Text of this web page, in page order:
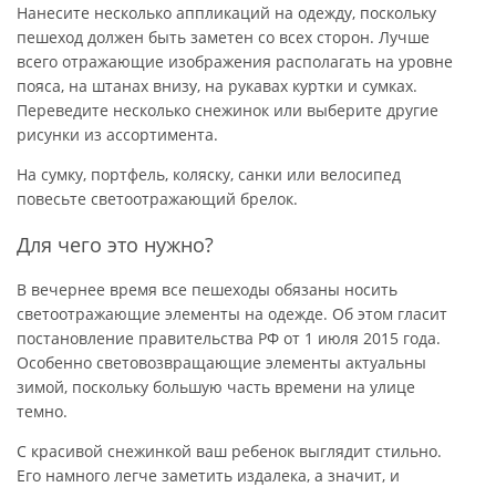
Нанесите несколько аппликаций на одежду, поскольку
пешеход должен быть заметен со всех сторон. Лучше
всего отражающие изображения располагать на уровне
пояса, на штанах внизу, на рукавах куртки и сумках.
Переведите несколько снежинок или выберите другие
рисунки из ассортимента.
На сумку, портфель, коляску, санки или велосипед
повесьте светоотражающий брелок.
Для чего это нужно?
В вечернее время все пешеходы обязаны носить
светоотражающие элементы на одежде. Об этом гласит
постановление правительства РФ от 1 июля 2015 года.
Особенно световозвращающие элементы актуальны
зимой, поскольку большую часть времени на улице
темно.
С красивой снежинкой ваш ребенок выглядит стильно.
Его намного легче заметить издалека, а значит, и